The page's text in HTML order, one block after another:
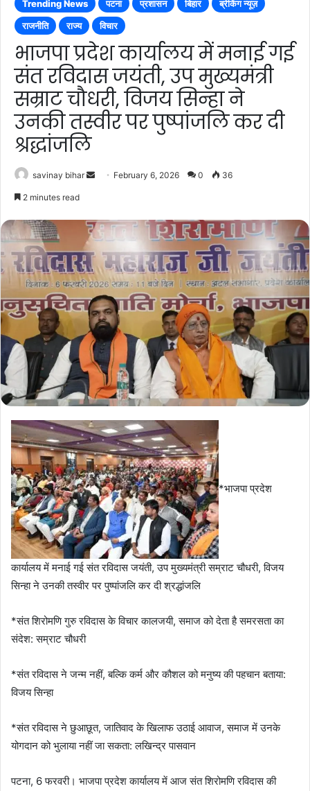
Trending News पटना प्रशासन बिहार
ब्रेकिंग न्यूज़
राजनीति
राज्य विचार
भाजपा प्रदेश कार्यालय में मनाई गई
संत रविदास जयंती, उप मुख्यमंत्री
सम्राट चौधरी, विजय सिन्हा ने
उनकी तस्वीर पर पुष्पांजलि कर दी
श्रद्धांजलि
savinay bihar
SendFebruary 6, 2026 0 36
2 minutes read
‎*भाजपा प्रदेश
कार्यालय में मनाई गई संत रविदास जयंती, उप मुख्यमंत्री सम्राट चौधरी, विजय
सिन्हा ने उनकी तस्वीर पर पुष्पांजलि कर दी श्रद्धांजलि
‎*संत शिरोमणि गुरु रविदास के विचार कालजयी, समाज को देता है समरसता का
संदेश: सम्राट चौधरी
‎*संत रविदास ने जन्म नहीं, बल्कि कर्म और कौशल को मनुष्य की पहचान बताया:
विजय सिन्हा
‎*संत रविदास ने छुआछूत, जातिवाद के खिलाफ उठाई आवाज, समाज में उनके
योगदान को भुलाया नहीं जा सकता: लखिन्द्र पासवान
‎पटना, 6 फरवरी। भाजपा प्रदेश कार्यालय में आज संत शिरोमणि रविदास की